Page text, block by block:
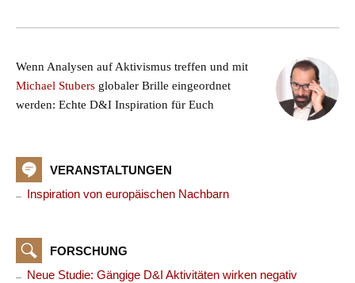
Wenn Analysen auf Aktivismus treffen und mit
Michael Stubers globaler Brille eingeordnet
werden: Echte D&I Inspiration für Euch
VERANSTALTUNGEN
Inspiration von europäischen Nachbarn
FORSCHUNG
Neue Studie: Gängige D&I Aktivitäten wirken negativ